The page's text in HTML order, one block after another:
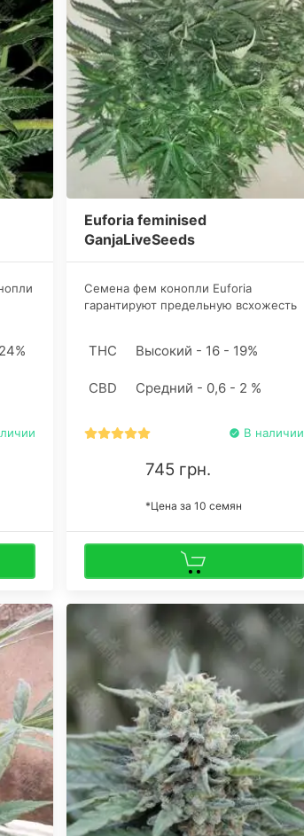
Euforia feminised
GanjaLiveSeeds
Семена фем конопли Euforia
гарантируют предельную всхожесть
радовать дебютантов грова.
THC Высокий - 16 - 19%
CBD Средний - 0,6 - 2 %
В наличии
745 грн.
*Цена за 10 семян